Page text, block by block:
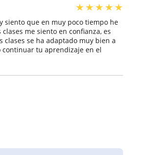
★★★★★
siento que en muy poco tiempo he
me siento en confianza, es
clases se ha adaptado muy bien a
tu aprendizaje en el